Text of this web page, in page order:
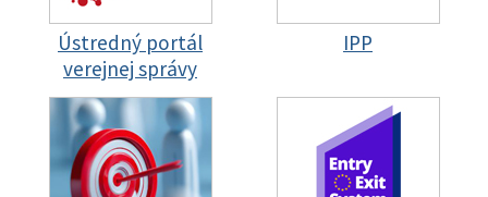
Ústredný portál
verejnej správy
IPP